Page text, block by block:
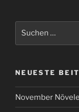
NEUESTE
November